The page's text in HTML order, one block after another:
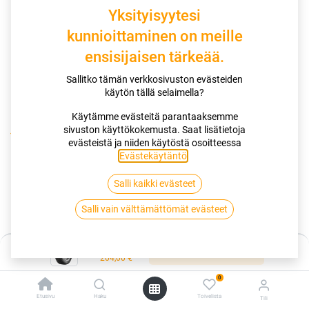
204,00€
Etusivu Haku
0
Toivelista Tili
Kauppa
195/55R20 95T CONTINENTAL ICECONTACT 3 XL EVC
195/55R20 95T CONTINENTAL
ICECONTACT 3 XL EVC
204,00€/ kpl
Saatavilla
Yksityisyytesi
kunnioittaminen on meille
ensisijaisen tärkeää.
Sallitko tämän verkkosivuston evästeiden
käytön tällä selaimella?
Käytämme evästeitä parantaaksemme
sivuston käyttökokemusta. Saat lisätietoja
evästeistä ja niiden käytöstä osoitteessa
Evästekäytäntö
Salli kaikki evästeet
Salli vain välttämättömät evästeet